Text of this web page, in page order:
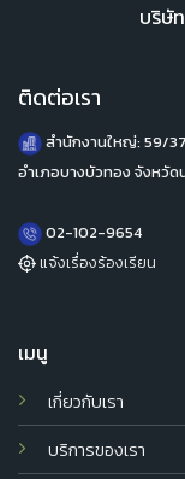
บริษั
เมนู
เกี่ยวกับเรา
บริการของเรา
ติดต่อเรา
สำนักงานใหญ่: 59/
อำเภอบางบัวทอง จังหวัดน
02-102-9654
แจ้งเรื่องร้องเรียน